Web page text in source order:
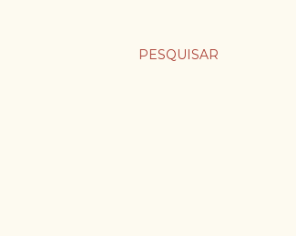
PESQUISAR